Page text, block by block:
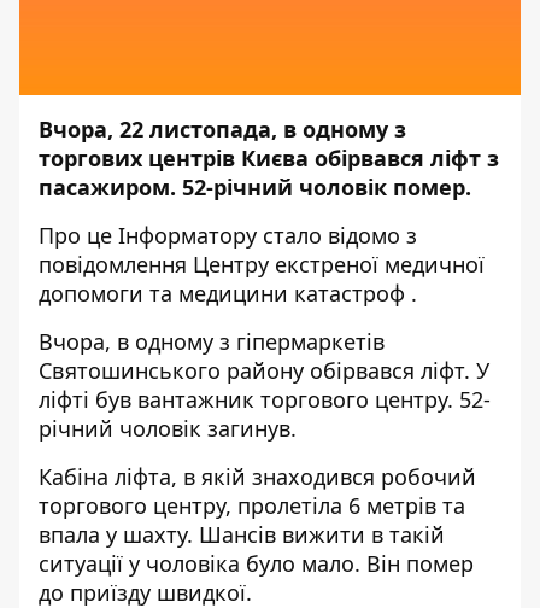
Вчора, 22 листопада, в одному з
торгових центрів Києва обірвався ліфт з
пасажиром. 52-річний чоловік помер.
Про це Інформатору стало відомо з
повідомлення Центру екстреної медичної
допомоги та медицини катастроф .
Вчора, в одному з гіпермаркетів
Святошинського району обірвався ліфт. У
ліфті був вантажник торгового центру. 52-
річний чоловік загинув.
Кабіна ліфта, в якій знаходився робочий
торгового центру, пролетіла 6 метрів та
впала у шахту. Шансів вижити в такій
ситуації у чоловіка було мало. Він помер
до приїзду швидкої.